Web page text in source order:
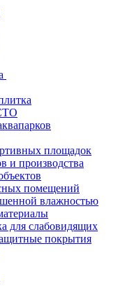
площадок
и производства
помещений
влажностью
для слабовидящих
покрытия